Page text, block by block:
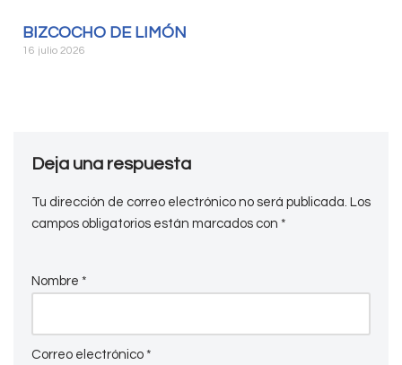
BIZCOCHO DE LIMÓN
16 julio 2026
Deja una respuesta
Tu dirección de correo electrónico no será publicada. Los
campos obligatorios están marcados con *
Nombre *
Correo electrónico *